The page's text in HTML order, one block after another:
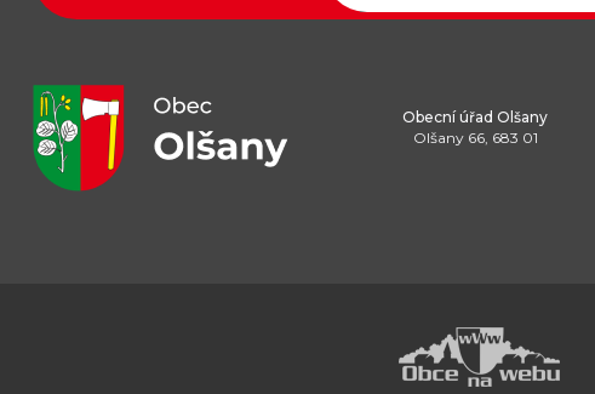
Obecní úřad Olšany
Olšany 66, 683 01